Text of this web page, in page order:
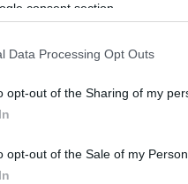
consent section.
Data Processing Opt Outs
opt-out of the Sharing of my
opt-out of the Sale of my
de ser titular en el
pasada jugó 28
dando una asistencia. Su
una fructífera cesión en el
el duelo frente al Mallorca,